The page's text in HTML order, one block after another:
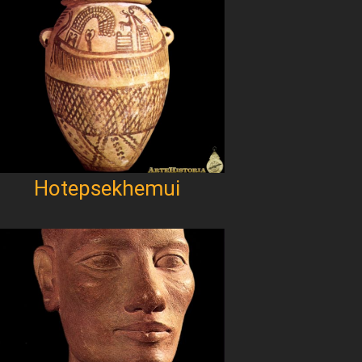
Hotepsekhemui